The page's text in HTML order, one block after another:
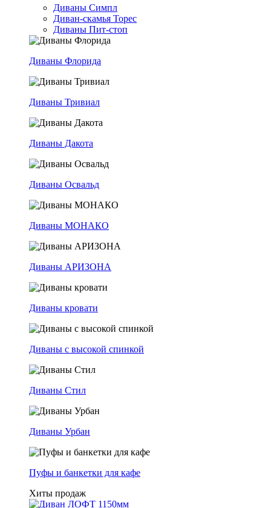
Диваны Симпл
Диван-скамья Торес
Диваны Пит-стоп
Диваны Флорида
Диваны Тривиал
Диваны Дакота
Диваны Освальд
Диваны МОНАКО
Диваны АРИЗОНА
Диваны кровати
Диваны с высокой спинкой
Диваны Стил
Диваны Урбан
Пуфы и банкетки для кафе
Хиты продаж